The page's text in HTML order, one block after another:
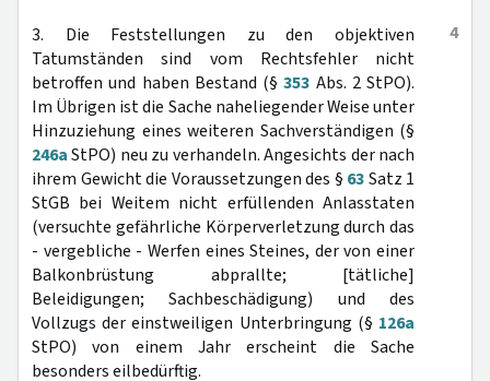
4
3. Die Feststellungen zu den objektiven
Tatumständen sind vom Rechtsfehler nicht
betroffen und haben Bestand (§353 Abs. 2 StPO).
Im Übrigen ist die Sache naheliegender Weise unter
Hinzuziehung eines weiteren Sachverständigen (§
246aStPO) neu zu verhandeln. Angesichts der nach
ihrem Gewicht die Voraussetzungen des § 63Satz 1
StGB bei Weitem nicht erfüllenden Anlasstaten
(versuchte gefährliche Körperverletzung durch das
- vergebliche - Werfen eines Steines, der von einer
Balkonbrüstung abprallte; [tätliche]
Beleidigungen; Sachbeschädigung) und des
Vollzugs der einstweiligen Unterbringung (§ 126a
StPO) von einem Jahr erscheint die Sache
besonders eilbedürftig.